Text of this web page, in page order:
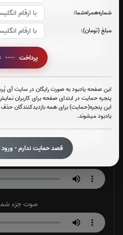
شماره‌همراه‌شما:
مبلغ (تومان):
پرداخت ----
این صفحه یادبود به صورت رایگان در سایت آی
پنجره حمایت در ابتدای صفحه برای کاربران
این پنجره(حمایت) برای همه بازدیدکنندگان
یادبود میشوند.
قصد حمایت ندارم -
صوت جزء
صوت جزء
صوت جزء
صوت جزء